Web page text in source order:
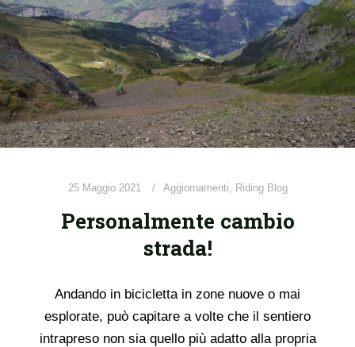
25 Maggio 2021 Aggiornamenti, Riding Blog
Personalmente cambio
strada!
Andando in bicicletta in zone nuove o mai
esplorate, può capitare a volte che il sentiero
intrapreso non sia quello più adatto alla propria